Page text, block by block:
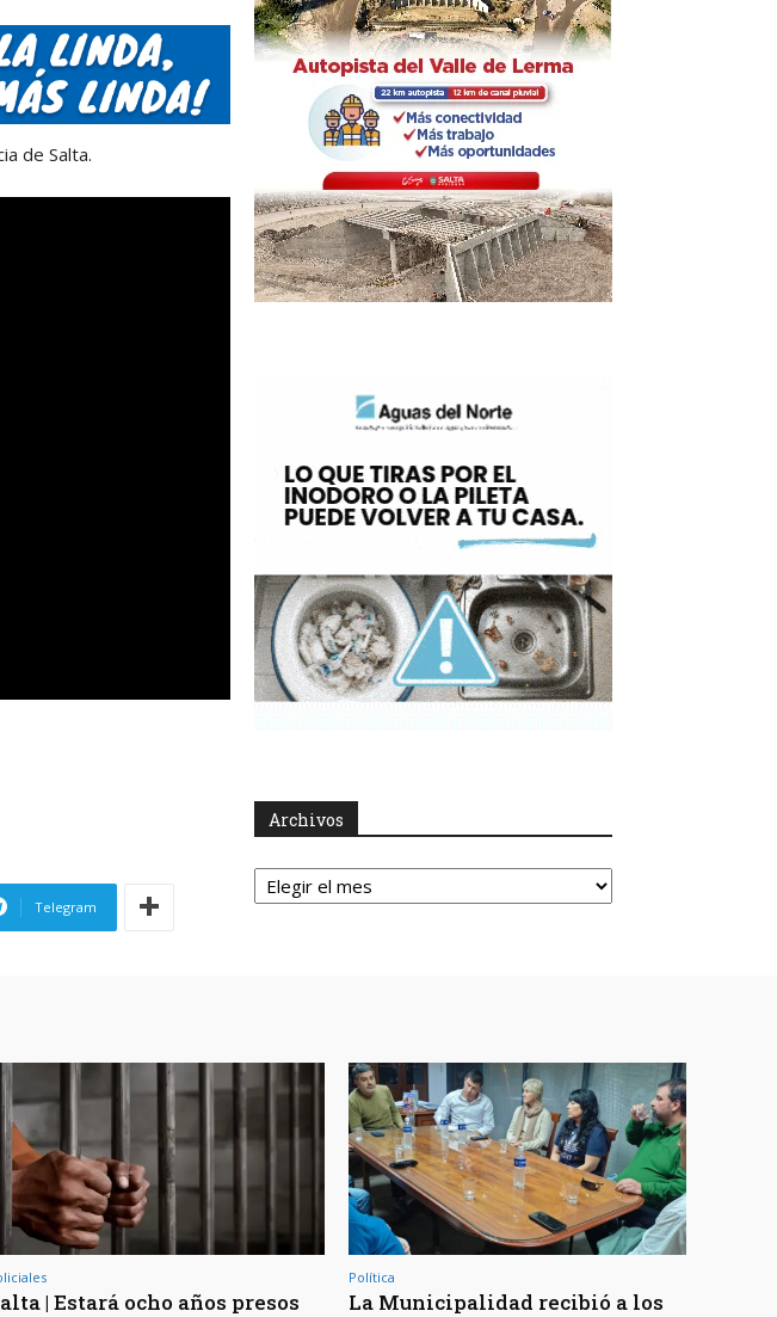
de Salta.
Telegram
Archivos
Archivos
| Estará ocho años presos
Política
La Municipalidad recibió a los